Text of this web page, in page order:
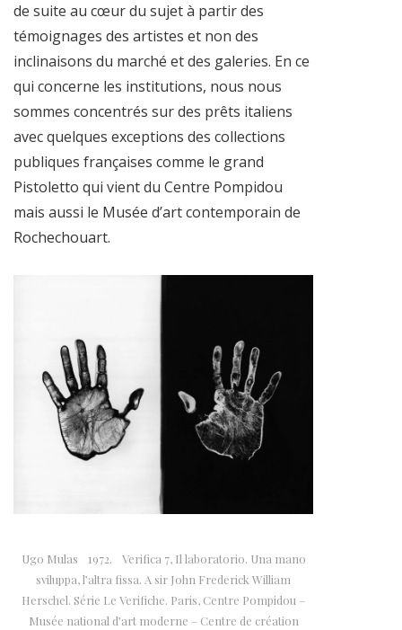
de suite au cœur du sujet à partir des
témoignages des artistes et non des
inclinaisons du marché et des galeries. En ce
qui concerne les institutions, nous nous
sommes concentrés sur des prêts italiens
avec quelques exceptions des collections
publiques françaises comme le grand
Pistoletto qui vient du Centre Pompidou
mais aussi le Musée d’art contemporain de
Rochechouart.
Ugo Mulas 1972. Verifica 7, Il laboratorio. Una mano
sviluppa, l’altra fissa. A sir John Frederick William
Herschel. Série Le Verifiche. Paris, Centre Pompidou –
Musée national d’art moderne – Centre de création